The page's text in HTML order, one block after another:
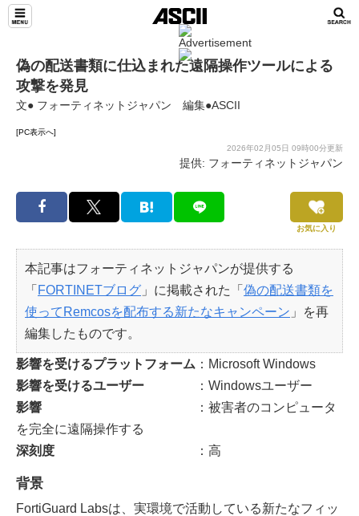
偽の配送書類に仕込まれた遠隔操作ツールによる
攻撃を発見
文● フォーティネットジャパン 編集●ASCII
[PC表示へ]
2026年02月05日 09時00分更新
提供: フォーティネットジャパン
お気に入り
本記事はフォーティネットジャパンが提供する
「 FORTINETブログ 」に掲載された「 偽の配送書類を
使ってRemcosを配布する新たなキャンペーン 」を再
編集したものです。
影響を受けるプラットフォーム ：Microsoft Windows
影響を受けるユーザー
：Windowsユーザー
影響
：被害者のコンピュータ
を完全に遠隔操作する
深刻度
：高
背景
FortiGuard Labsは、実環境で活動している新たなフィッ